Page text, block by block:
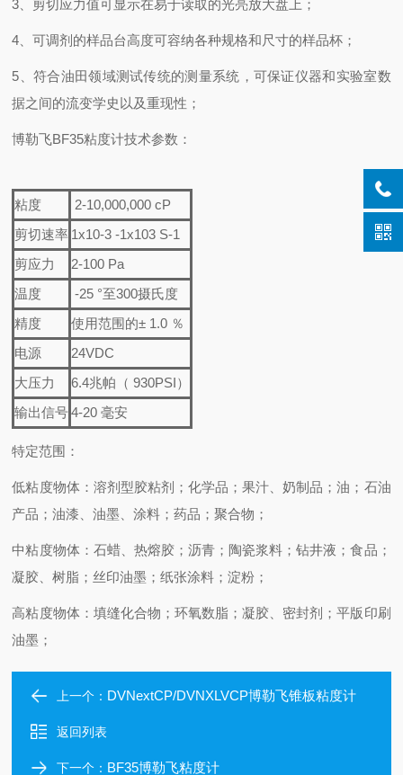
3、剪切应力值可显示在易于读取的光亮放大盘上；
4、可调剂的样品台高度可容纳各种规格和尺寸的样品杯；
5、符合油田领域测试传统的测量系统，可保证仪器和实验室数
据之间的流变学史以及重现性；
博勒飞BF35粘度计技术参数：
粘度
2-10,000,000 cP
剪切速率 1x10-3 -1x103 S-1
剪应力
2-100 Pa
温度
-25 °至300摄氏度
精度
使用范围的± 1.0 ％
电源
24VDC
大压力
6.4兆帕（ 930PSI）
输出信号 4-20 毫安
特定范围：
低粘度物体：溶剂型胶粘剂；化学品；果汁、奶制品；油；石油
产品；油漆、油墨、涂料；药品；聚合物；
中粘度物体：石蜡、热熔胶；沥青；陶瓷浆料；钻井液；食品；
凝胶、树脂；丝印油墨；纸张涂料；淀粉；
高粘度物体：填缝化合物；环氧数脂；凝胶、密封剂；平版印刷
油墨；
上一个： DVNextCP/DVNXLVCP博勒飞锥板粘度计
返回列表
下一个： BF35博勒飞粘度计